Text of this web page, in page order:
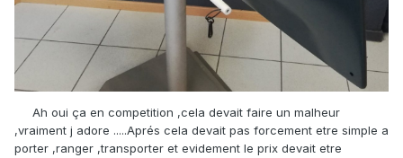
Ah oui ça en competition ,cela devait faire un malheur
,vraiment j adore .....Aprés cela devait pas forcement etre simple a
porter ,ranger ,transporter et evidement le prix devait etre